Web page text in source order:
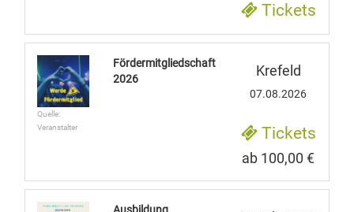
Tickets
Quelle:
Veranstalter
Fördermitgliedschaft
2026
Krefeld
07.08.2026
Tickets
ab 100,00 €